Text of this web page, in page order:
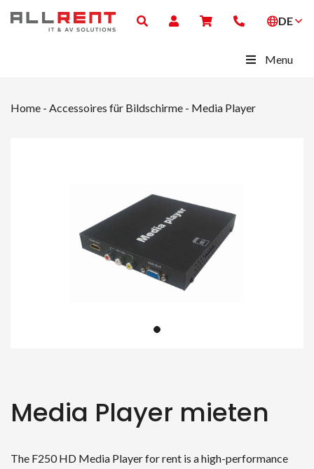
DE
Menu
Home - Accessoires für Bildschirme - Media Player
Media Player mieten
The F250 HD Media Player for rent is a high-performance